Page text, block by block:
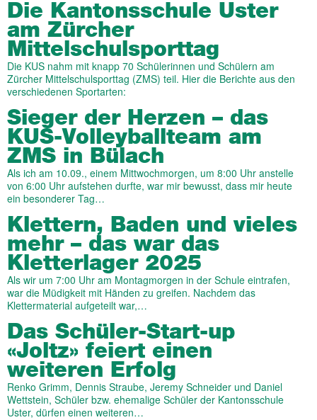
Die Kantonsschule Uster
am Zürcher
Mittelschulsporttag
Die KUS nahm mit knapp 70 Schülerinnen und Schülern am
Zürcher Mittelschulsporttag (ZMS) teil. Hier die Berichte aus den
verschiedenen Sportarten:
Sieger der Herzen – das
KUS-Volleyballteam am
ZMS in Bülach
Als ich am 10.09., einem Mittwochmorgen, um 8:00 Uhr anstelle
von 6:00 Uhr aufstehen durfte, war mir bewusst, dass mir heute
ein besonderer Tag…
Klettern, Baden und vieles
mehr – das war das
Kletterlager 2025
Als wir um 7:00 Uhr am Montagmorgen in der Schule eintrafen,
war die Müdigkeit mit Händen zu greifen. Nachdem das
Klettermaterial aufgeteilt war,…
Das Schüler-Start-up
«Joltz» feiert einen
weiteren Erfolg
Renko Grimm, Dennis Straube, Jeremy Schneider und Daniel
Wettstein, Schüler bzw. ehemalige Schüler der Kantonsschule
Uster, dürfen einen weiteren…